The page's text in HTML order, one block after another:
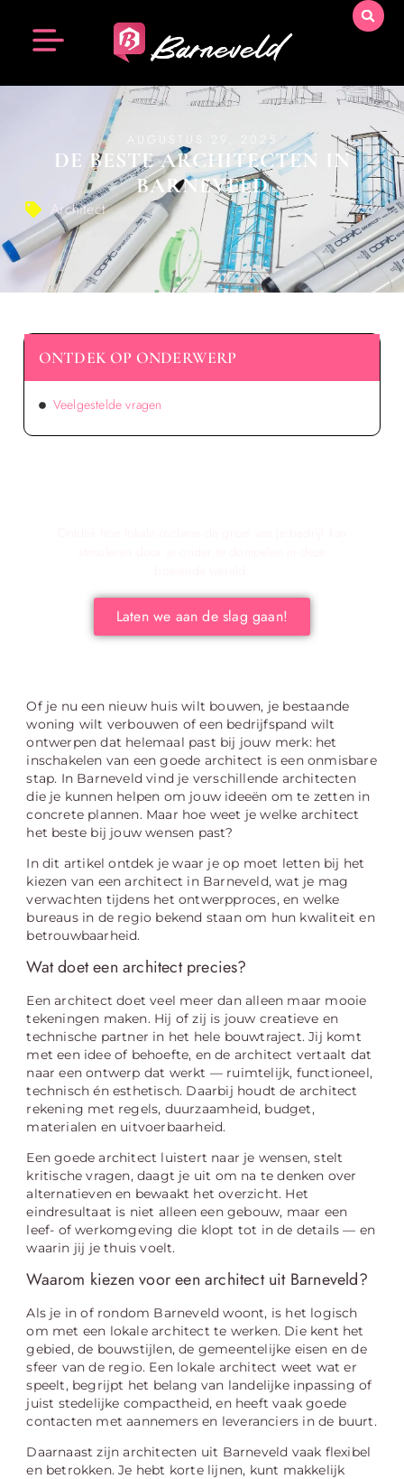
AUGUSTUS 29, 2025
DE BESTE ARCHITECTEN IN
BARNEVELD
Architect
Of je nu een nieuw huis wilt bouwen, je bestaande
woning wilt verbouwen of een bedrijfspand wilt
ontwerpen dat helemaal past bij jouw merk: het
inschakelen van een goede architect is een onmisbare
stap. In Barneveld vind je verschillende architecten
die je kunnen helpen om jouw ideeën om te zetten in
concrete plannen. Maar hoe weet je welke architect
het beste bij jouw wensen past?
In dit artikel ontdek je waar je op moet letten bij het
kiezen van een architect in Barneveld, wat je mag
verwachten tijdens het ontwerpproces, en welke
bureaus in de regio bekend staan om hun kwaliteit en
betrouwbaarheid.
Wat doet een architect precies?
Een architect doet veel meer dan alleen maar mooie
tekeningen maken. Hij of zij is jouw creatieve en
technische partner in het hele bouwtraject. Jij komt
met een idee of behoefte, en de architect vertaalt dat
naar een ontwerp dat werkt — ruimtelijk, functioneel,
technisch én esthetisch. Daarbij houdt de architect
rekening met regels, duurzaamheid, budget,
materialen en uitvoerbaarheid.
Een goede architect luistert naar je wensen, stelt
kritische vragen, daagt je uit om na te denken over
alternatieven en bewaakt het overzicht. Het
eindresultaat is niet alleen een gebouw, maar een
leef- of werkomgeving die klopt tot in de details — en
waarin jij je thuis voelt.
Waarom kiezen voor een architect uit Barneveld?
Als je in of rondom Barneveld woont, is het logisch
om met een lokale architect te werken. Die kent het
gebied, de bouwstijlen, de gemeentelijke eisen en de
sfeer van de regio. Een lokale architect weet wat er
speelt, begrijpt het belang van landelijke inpassing of
juist stedelijke compactheid, en heeft vaak goede
contacten met aannemers en leveranciers in de buurt.
Daarnaast zijn architecten uit Barneveld vaak flexibel
en betrokken. Je hebt korte lijnen, kunt makkelijk
ONTDEK OP ONDERWERP
Veelgestelde vragen
Laten we aan de slag gaan!